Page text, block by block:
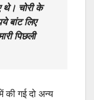
चोरी के
बांट लिए
पिछली
की गई दो अन्य